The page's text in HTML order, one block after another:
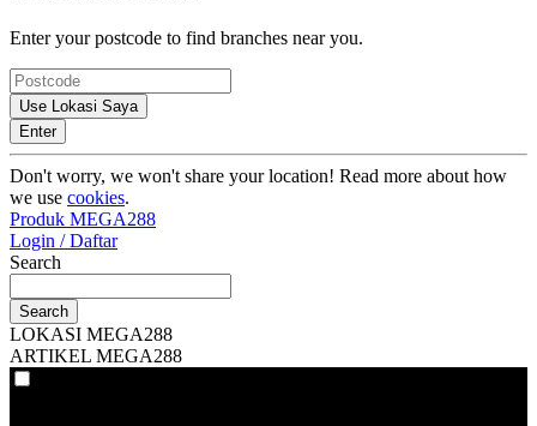
Enter your postcode to find branches near you.
Use Lokasi Saya
Enter
Don't worry, we won't share your location! Read more about how
we use cookies.
Produk MEGA288
Login / Daftar
Search
Search
LOKASI MEGA288
ARTIKEL MEGA288